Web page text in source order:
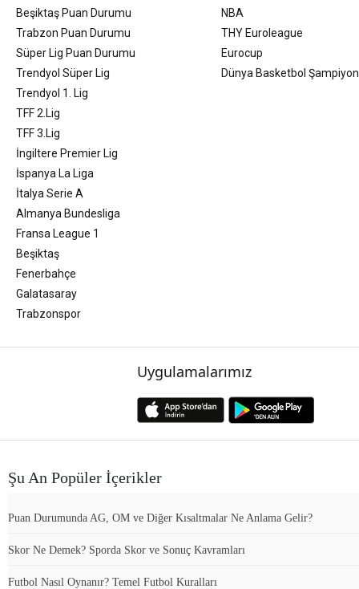
Beşiktaş Puan Durumu
Trabzon Puan Durumu
Süper Lig Puan Durumu
Trendyol Süper Lig
Trendyol 1. Lig
TFF 2.Lig
TFF 3.Lig
İngiltere Premier Lig
İspanya La Liga
İtalya Serie A
Almanya Bundesliga
Fransa League 1
Beşiktaş
Fenerbahçe
Galatasaray
Trabzonspor
NBA
THY Euroleague
Eurocup
Dünya Basketbol
Uygulamalarımız
Şu An Popüler İçerikler
Puan Durumunda AG, OM ve Diğer Kısaltmalar Ne Anlama Gelir?
Skor Ne Demek? Sporda Skor ve Sonuç Kavramları
Futbol Nasıl Oynanır? Temel Futbol Kuralları